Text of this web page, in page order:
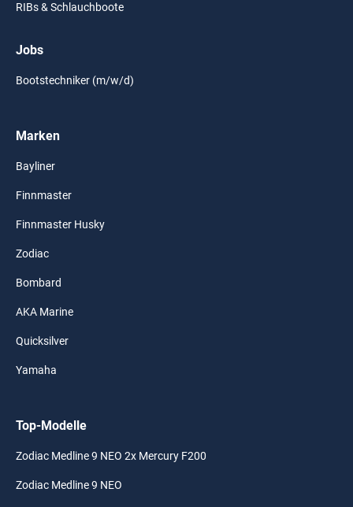
RIBs & Schlauchboote
Jobs
Bootstechniker (m/w/d)
Marken
Bayliner
Finnmaster
Finnmaster Husky
Zodiac
Bombard
AKA Marine
Quicksilver
Yamaha
Top-Modelle
Zodiac Medline 9 NEO 2x Mercury F200
Zodiac Medline 9 NEO